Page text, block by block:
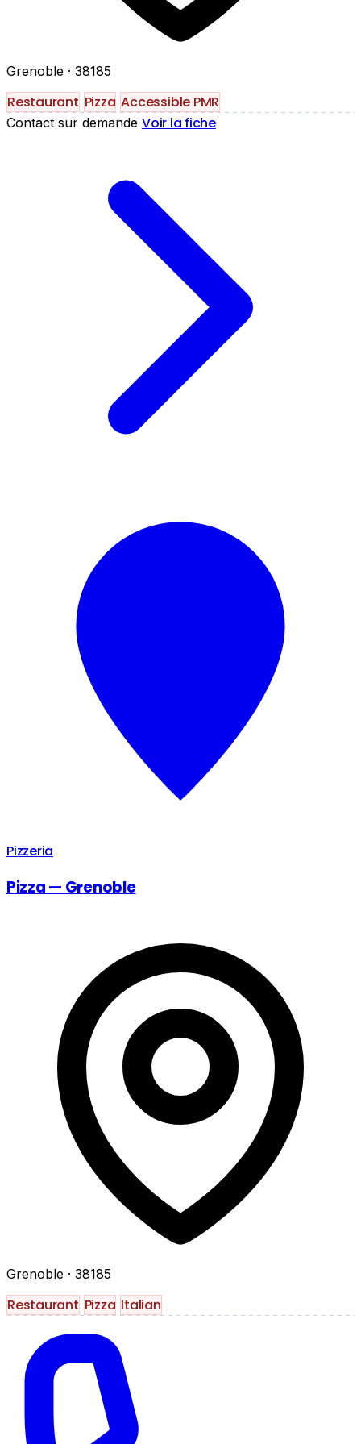
Grenoble · 38185
Restaurant Pizza Accessible PMR
Contact sur demande Voir la fiche
Pizzeria
Pizza — Grenoble
Grenoble · 38185
Restaurant Pizza Italian